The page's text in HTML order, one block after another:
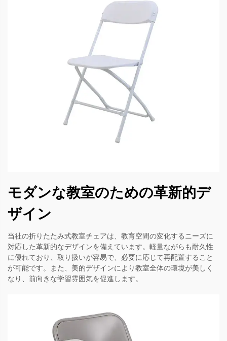
モダンな教室のための革新的デ
ザイン
当社の折りたたみ式教室チェアは、教育空間の変化するニーズに
対応した革新的なデザインを備えています。軽量ながらも耐久性
に優れており、取り扱いが容易で、必要に応じて再配置すること
が可能です。また、美的デザインにより教室全体の環境が美しく
なり、前向きな学習雰囲気を促進します。